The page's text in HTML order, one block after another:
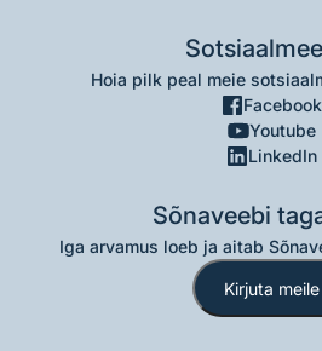
Hoia pilk peal meie
Facebook
Youtube
LinkedIn
Sõnaveebi
Iga arvamus loeb ja aitab
Kirjuta meile